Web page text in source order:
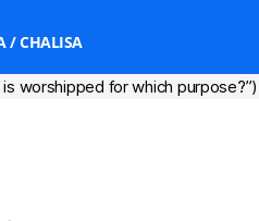
/ CHALISA
is worshipped for which purpose?”)